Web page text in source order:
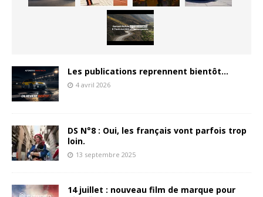
Les publications reprennent bientôt…
4 avril 2026
DS N°8 : Oui, les français vont parfois trop
loin.
13 septembre 2025
14 juillet : nouveau film de marque pour